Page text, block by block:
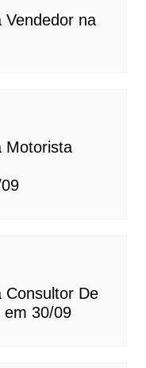
Vendedor na
Motorista
Consultor De
em 30/09